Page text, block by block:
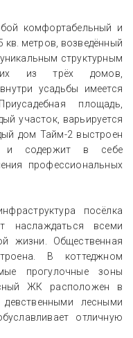
комфортабельный и
метров, возведённый
структурным
из трёх домов,
усадьбы имеется
площадь,
участок, варьируется
дом Тайм-2 выстроен
и содержит в себе
профессиональных
посёлка
наслаждаться всеми
жизни. Общественная
В коттеджном
прогулочные зоны
ЖК расположен в
лесными
отличную